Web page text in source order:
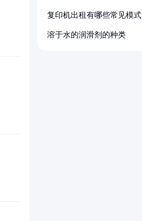
复印机出租有哪些常见模式
溶于水的润滑剂的种类